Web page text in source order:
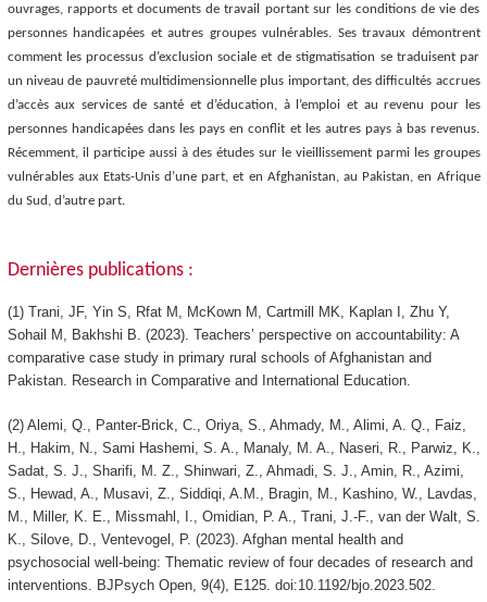
ouvrages, rapports et documents de travail portant sur les conditions de vie des
personnes handicapées et autres groupes vulnérables. Ses travaux démontrent
comment les processus d’exclusion sociale et de stigmatisation se traduisent par
un niveau de pauvreté multidimensionnelle plus important, des difficultés accrues
d’accès aux services de santé et d’éducation, à l’emploi et au revenu pour les
personnes handicapées dans les pays en conflit et les autres pays à bas revenus.
Récemment, il participe aussi à des études sur le vieillissement parmi les groupes
vulnérables aux Etats-Unis d’une part, et en Afghanistan, au Pakistan, en Afrique
du Sud, d’autre part.
Dernières publications :
(1) Trani, JF, Yin S, Rfat M, McKown M, Cartmill MK, Kaplan I, Zhu Y,
Sohail M, Bakhshi B. (2023). Teachers’ perspective on accountability: A
comparative case study in primary rural schools of Afghanistan and
Pakistan. Research in Comparative and International Education.
(2) Alemi, Q., Panter-Brick, C., Oriya, S., Ahmady, M., Alimi, A. Q., Faiz,
H., Hakim, N., Sami Hashemi, S. A., Manaly, M. A., Naseri, R., Parwiz, K.,
Sadat, S. J., Sharifi, M. Z., Shinwari, Z., Ahmadi, S. J., Amin, R., Azimi,
S., Hewad, A., Musavi, Z., Siddiqi, A.M., Bragin, M., Kashino, W., Lavdas,
M., Miller, K. E., Missmahl, I., Omidian, P. A., Trani, J.-F., van der Walt, S.
K., Silove, D., Ventevogel, P. (2023). Afghan mental health and
psychosocial well-being: Thematic review of four decades of research and
interventions. BJPsych Open, 9(4), E125. doi:10.1192/bjo.2023.502.